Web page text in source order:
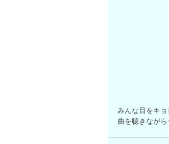
みんな目をキ
曲を聴きなが